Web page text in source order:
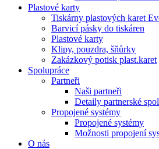
Plastové karty
Tiskárny plastových karet
Barvicí pásky do tiskáren
Plastové karty
Klipy, pouzdra, šňůrky
Zakázkový potisk plast.karet
Spolupráce
Partneři
Naši partneři
Detaily partnerské
Propojené systémy
Propojené systémy
Možnosti propojení
O nás